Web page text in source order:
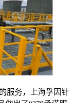
服务，上海孚因针